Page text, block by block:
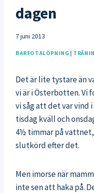
dagen
7 juni 2013
BARFOTALÖPNING |
Det är lite tystare än
vi är i Österbotten. Vi
vi såg att det var vind
tisdag kväll och
4½ timmar på
slutkörd efter det.
Men imorse när
inte sen att haka på.